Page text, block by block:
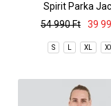
Spirit Parka
54 990 Ft
39
S L XL